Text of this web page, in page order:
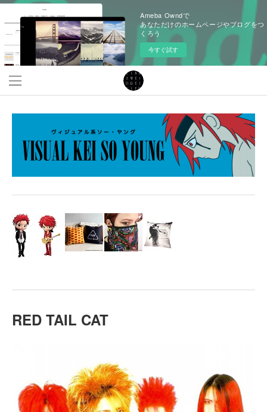
Ameba Owndで
あなただけのホームページやブログをつ
くろう
今すぐ試す
RED TAIL CAT